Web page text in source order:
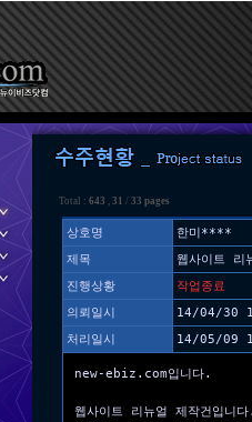
Total : 643 , 31 / 33 pages
상호명
한미****
제목
웹사이트 리
진행상황
작업종료
의뢰일시
14/04/30
처리일시
14/05/09
new-ebiz.com입니다.
웹사이트 리뉴얼 제작건입니다.